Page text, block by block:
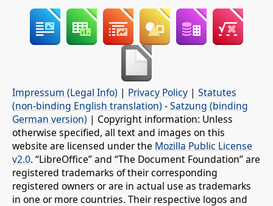
Impressum (Legal Info) | Privacy Policy | Statutes
(non-binding English translation) -Satzung (binding
German version) | Copyright information: Unless
otherwise specified, all text and images on this
website are licensed under the Mozilla Public License
v2.0. “LibreOffice” and “The Document Foundation” are
registered trademarks of their corresponding
registered owners or are in actual use as trademarks
in one or more countries. Their respective logos and